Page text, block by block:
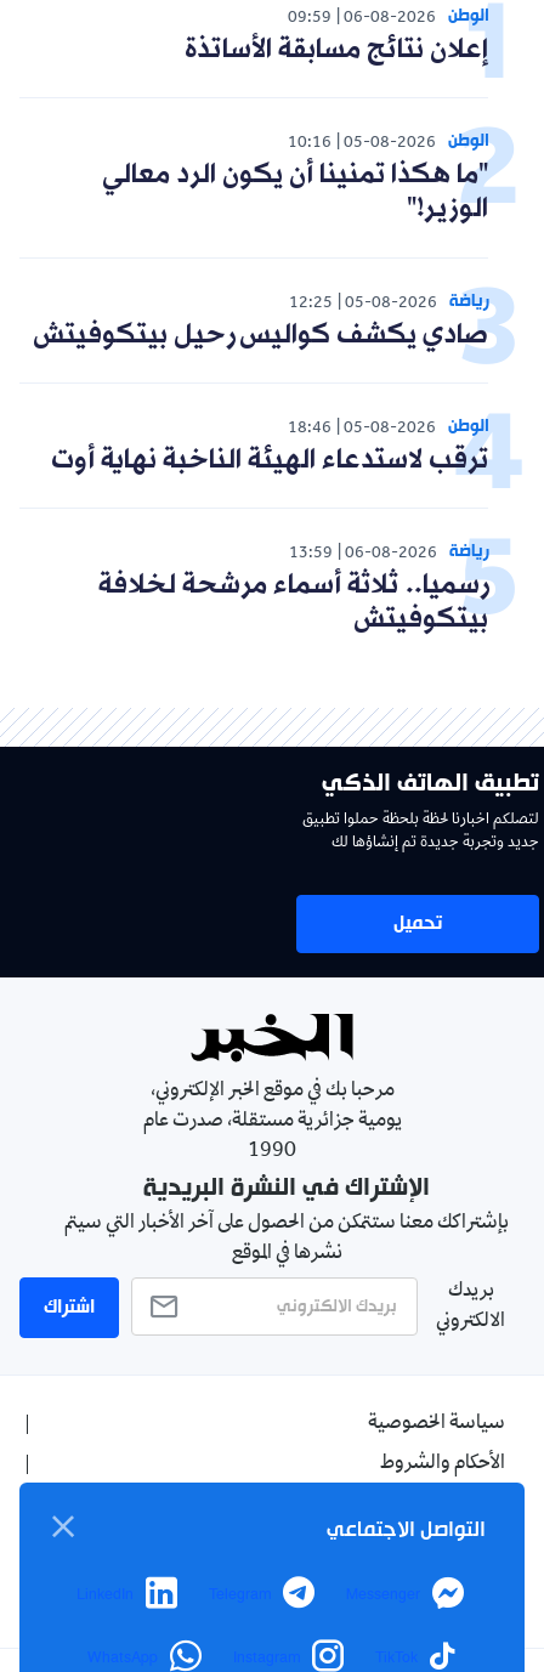
الوطن 06-08-2026
09:59
إعلان نتائج مسابقة الأساتذة
الوطن 05-08-2026
10:16
"ما هكذا تمنينا أن يكون الرد معالي
الوزير!"
رياضة 05-08-2026
12:25
صادي يكشف كواليس رحيل بيتكوفيتش
الوطن 05-08-2026
18:46
ترقب لاستدعاء الهيئة الناخبة نهاية أوت
رياضة 06-08-2026
13:59
رسميا.. ثلاثة أسماء مرشحة لخلافة
بيتكوفيتش
تطبيق الهاتف الذكي
لتصلكم اخبارنا لحظة بلحظة حملوا تطبيق
جديد وتجربة جديدة تم إنشاؤها لك
تحميل
مرحبا بك في موقع الخبر الإلكتروني،
يومية جزائرية مستقلة، صدرت عام
1990
الإشتراك في النشرة البريدية
بإشتراكك معنا ستتمكن من الحصول على آخر الأخبار التي سيتم
نشرها في الموقع
بريدك
الالكتروني
اشتراك
سياسة الخصوصية
الأحكام والشروط
اتصل بنا
من نحن
التواصل الاجتماعي
Messenger
Telegram
LinkedIn
TikTok
Instagram
WhatsApp